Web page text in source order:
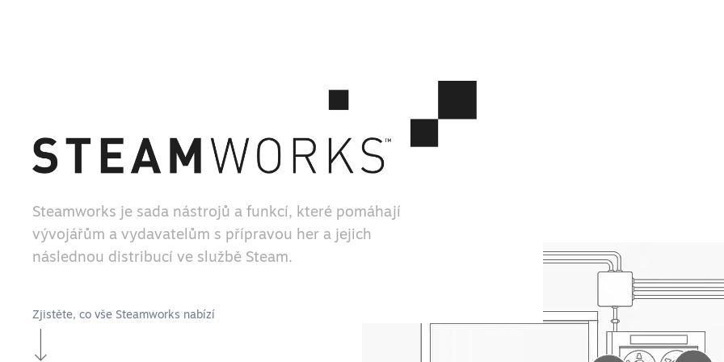
Steamworks je sada nástrojů a funkcí, které pomáhají
vývojářům a vydavatelům s přípravou her a jejich
následnou distribucí ve službě Steam.
Zjistěte, co vše Steamworks nabízí